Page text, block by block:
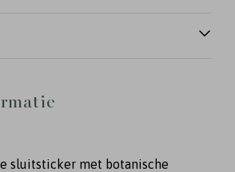
sluitsticker met botanische